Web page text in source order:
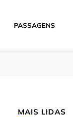
PASSAGENS
MAIS LIDAS